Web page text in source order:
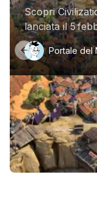
Scopri
lanciata il 5
e Mac, con
gameplay.Portale del
Previous slide